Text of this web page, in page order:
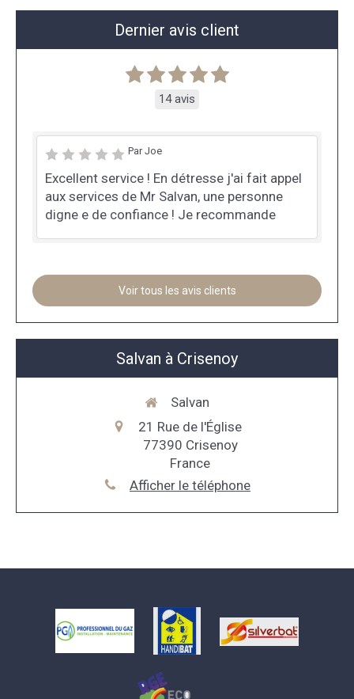
Dernier avis client
14 avis
Par Joe
Excellent service ! En détresse j'ai fait appel
aux services de Mr Salvan, une personne
digne e de confiance ! Je recommande
Voir tous les avis clients
Salvan à Crisenoy
Salvan
21 Rue de l'Église
77390 Crisenoy
France
Afficher le téléphone